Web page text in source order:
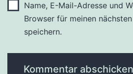
Name, E-Mail-Adresse und
Browser für meinen
speichern.